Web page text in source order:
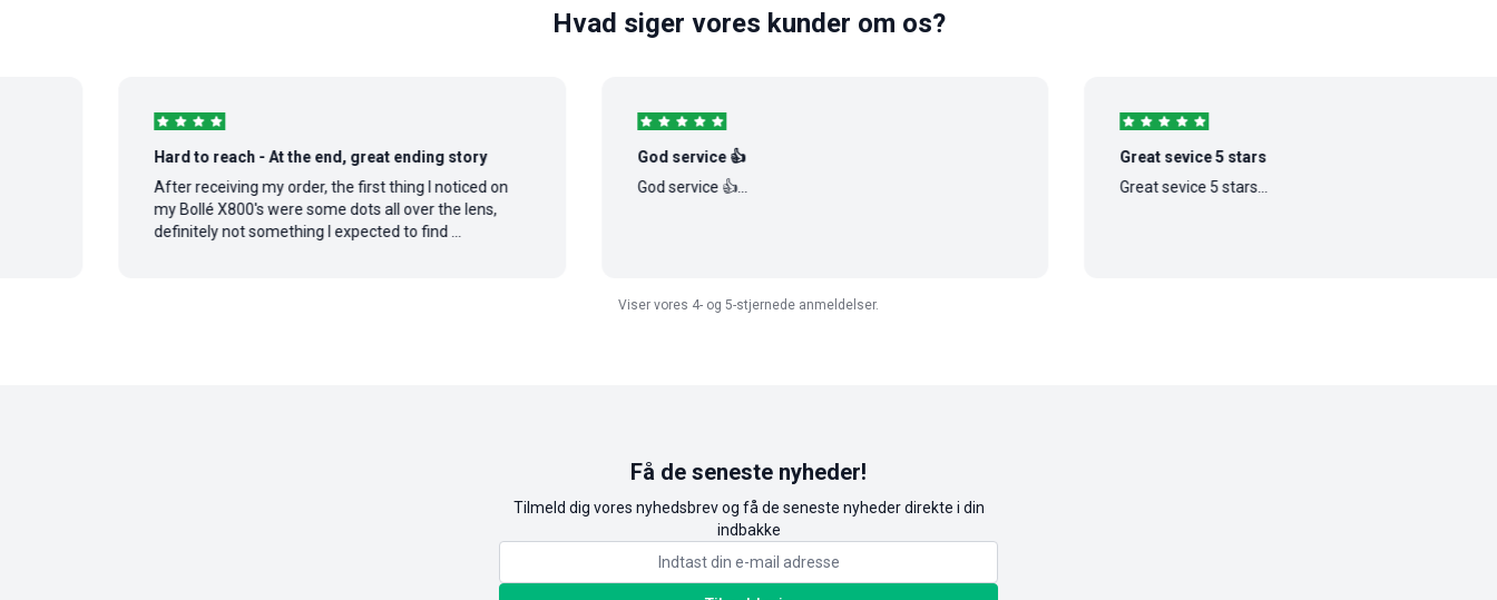
Hvad siger vores kunder om os?
Hard to reach - At the end, great ending story
After receiving my order, the first thing I noticed on
my Bollé X800's were some dots all over the lens,
definitely not something I expected to find ...
God service 👍
God service 👍...
Great sevice 5 stars
Great sevice 5 stars...
Viser vores 4- og 5-stjernede anmeldelser.
Få de seneste nyheder!
Tilmeld dig vores nyhedsbrev og få de seneste nyheder direkte i din
indbakke